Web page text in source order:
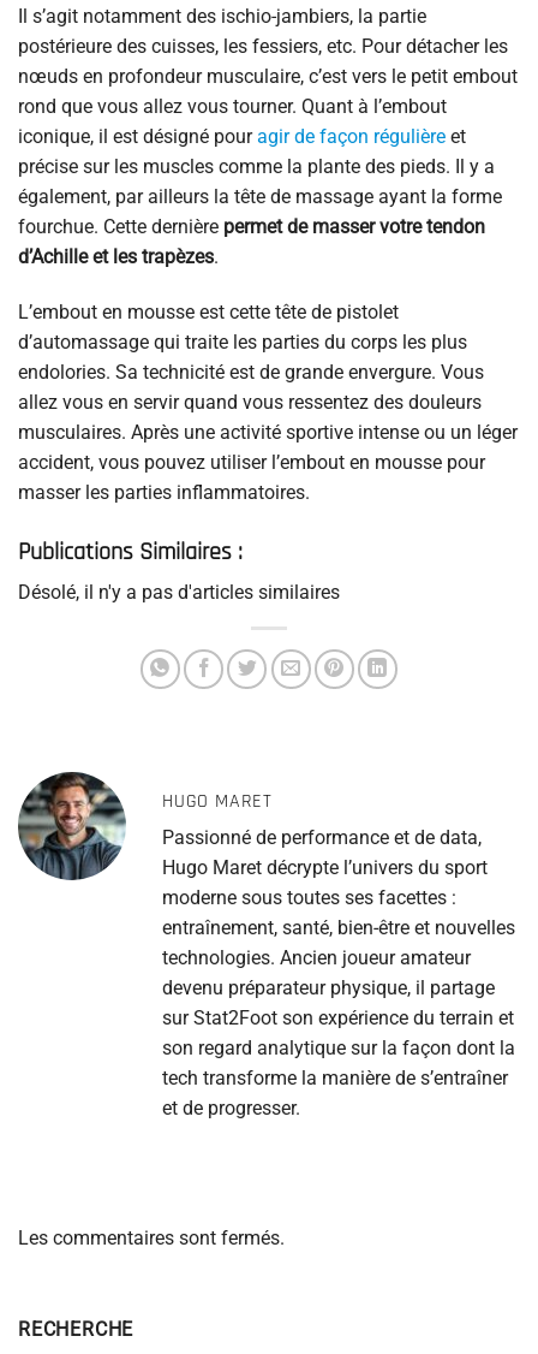
Il s’agit notamment des ischio-jambiers, la partie
postérieure des cuisses, les fessiers, etc. Pour détacher les
nœuds en profondeur musculaire, c’est vers le petit embout
rond que vous allez vous tourner. Quant à l’embout
iconique, il est désigné pouragir de façon régulière et
précise sur les muscles comme la plante des pieds. Il y a
également, par ailleurs la tête de massage ayant la forme
fourchue. Cette dernière permet de masser votre tendon
d’Achille et les trapèzes.
L’embout en mousse est cette tête de pistolet
d’automassage qui traite les parties du corps les plus
endolories. Sa technicité est de grande envergure. Vous
allez vous en servir quand vous ressentez des douleurs
musculaires. Après une activité sportive intense ou un léger
accident, vous pouvez utiliser l’embout en mousse pour
masser les parties inflammatoires.
Publications Similaires :
Désolé, il n'y a pas d'articles similaires
HUGO MARET
Passionné de performance et de data,
Hugo Maret décrypte l’univers du sport
moderne sous toutes ses facettes :
entraînement, santé, bien-être et nouvelles
technologies. Ancien joueur amateur
devenu préparateur physique, il partage
sur Stat2Foot son expérience du terrain et
son regard analytique sur la façon dont la
tech transforme la manière de s’entraîner
et de progresser.
Les commentaires sont fermés.
RECHERCHE